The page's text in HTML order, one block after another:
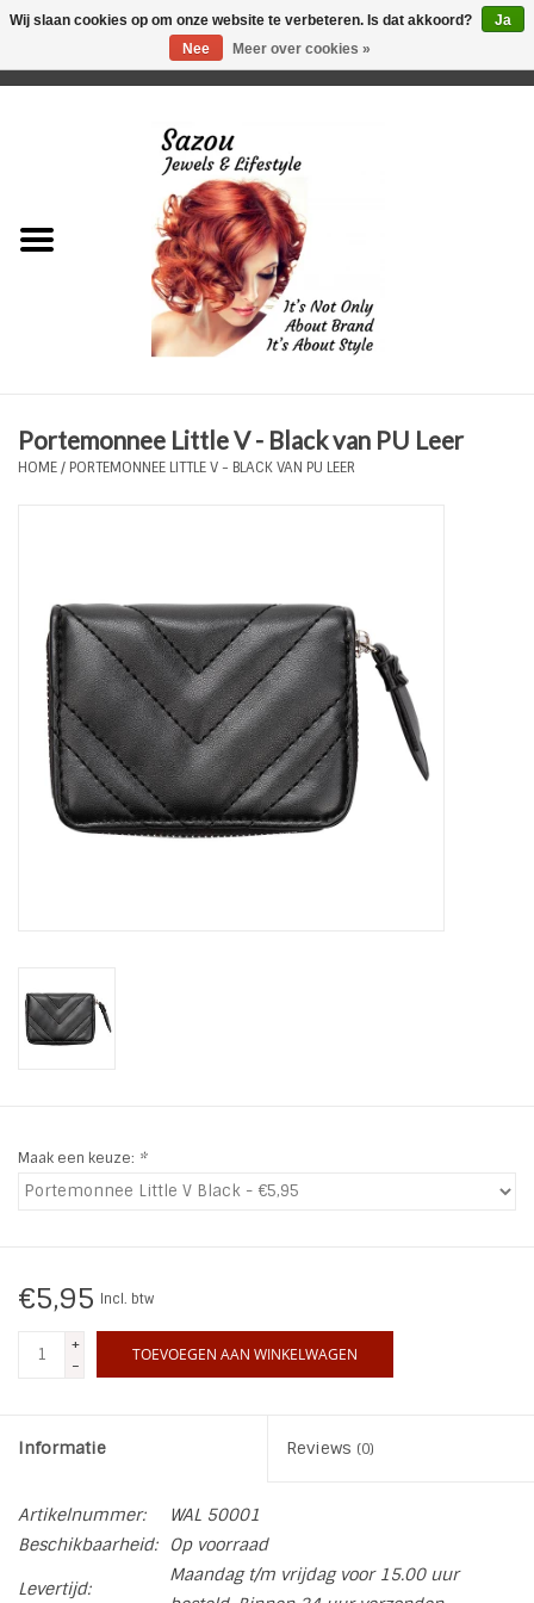
Just for Him
Plus Size Sieraden
Haaraccesoires
Zonnebrillen
Fashion
LIFESTYLE PRODUCTEN
SALE
Portemonnee Little V - Black van PU Leer
HOME/ PORTEMONNEE LITTLE V - BLACK VAN PU LEER
Maak een keuze: *
€5,95 Incl. btw
+
-
TOEVOEGEN AAN WINKELWAGEN
Informatie Reviews (0)
Artikelnummer:
WAL 50001
Beschikbaarheid:
Op voorraad
Levertijd:
Maandag t/m vrijdag voor 15.00 uur
Wij slaan cookies op om onze website te verbeteren. Is dat akkoord?
Ja
Nee
Meer over cookies »